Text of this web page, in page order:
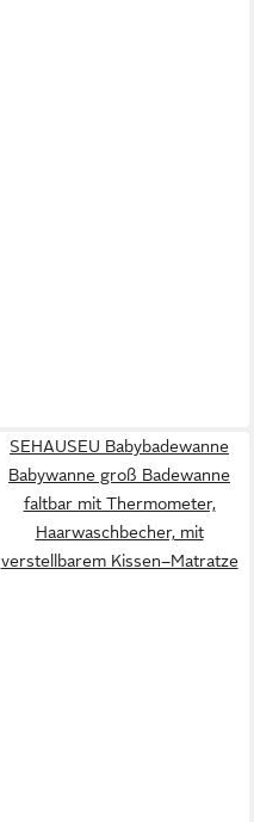
SEHAUSEU Babybadewanne
Babywanne groß Badewanne
faltbar mit Thermometer,
Haarwaschbecher, mit
verstellbarem Kissen–Matratze